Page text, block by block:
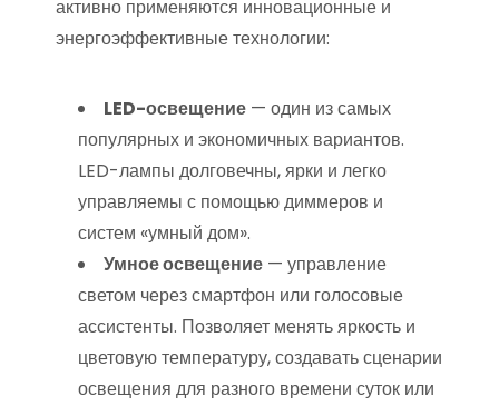
активно применяются инновационные и
энергоэффективные технологии:
LED-освещение — один из самых
популярных и экономичных вариантов.
LED-лампы долговечны, ярки и легко
управляемы с помощью диммеров и
систем «умный дом».
Умное освещение — управление
светом через смартфон или голосовые
ассистенты. Позволяет менять яркость и
цветовую температуру, создавать сценарии
освещения для разного времени суток или